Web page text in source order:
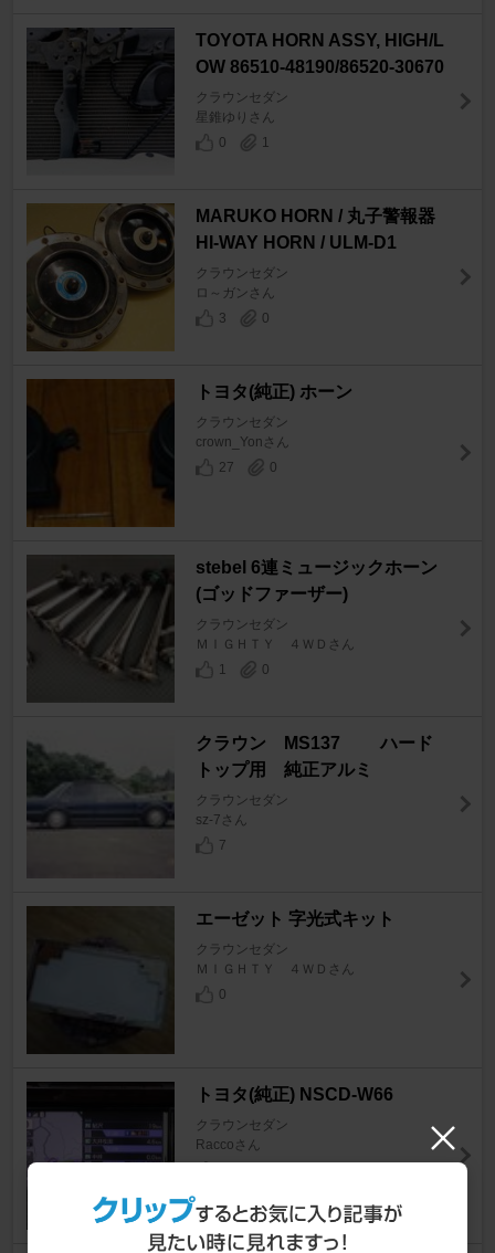
TOYOTA HORN ASSY, HIGH/L
OW 86510-48190/86520-30670
クラウンセダン
星錐ゆりさん
0
1
MARUKO HORN / 丸子警報器
HI-WAY HORN / ULM-D1
クラウンセダン
ロ～ガンさん
3
0
トヨタ(純正) ホーン
クラウンセダン
crown_Yonさん
27
0
stebel 6連ミュージックホーン
(ゴッドファーザー)
クラウンセダン
ＭＩＧＨＴＹ ４ＷＤさん
1
0
クラウン MS137 ハード
トップ用 純正アルミ
クラウンセダン
sz-7さん
7
エーゼット 字光式キット
クラウンセダン
ＭＩＧＨＴＹ ４ＷＤさん
0
トヨタ(純正) NSCD-W66
クラウンセダン
Raccoさん